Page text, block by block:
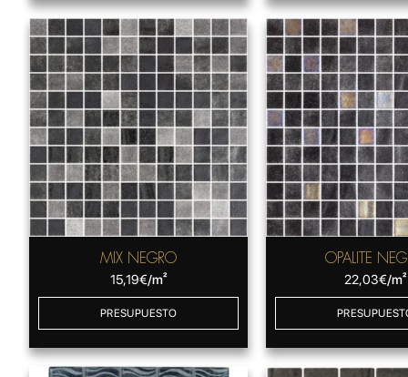
MIX NEGRO
15,19€/m²
PRESUPUESTO
OPALITE
22,03€/m²